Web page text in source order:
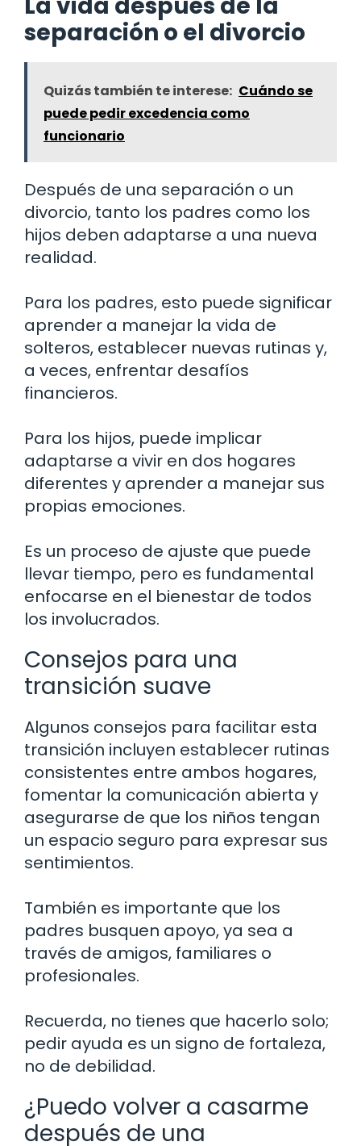
separación o el divorcio
Quizás también te interese: Cuándo se
puede pedir excedencia como
funcionario
Después de una separación o un
divorcio, tanto los padres como los
hijos deben adaptarse a una nueva
realidad.
Para los padres, esto puede significar
aprender a manejar la vida de
solteros, establecer nuevas rutinas y,
a veces, enfrentar desafíos
financieros.
Para los hijos, puede implicar
adaptarse a vivir en dos hogares
diferentes y aprender a manejar sus
propias emociones.
Es un proceso de ajuste que puede
llevar tiempo, pero es fundamental
enfocarse en el bienestar de todos
los involucrados.
Consejos para una
transición suave
Algunos consejos para facilitar esta
transición incluyen establecer rutinas
consistentes entre ambos hogares,
fomentar la comunicación abierta y
asegurarse de que los niños tengan
un espacio seguro para expresar sus
sentimientos.
También es importante que los
padres busquen apoyo, ya sea a
través de amigos, familiares o
profesionales.
Recuerda, no tienes que hacerlo solo;
pedir ayuda es un signo de fortaleza,
no de debilidad.
¿Puedo volver a casarme
después de una